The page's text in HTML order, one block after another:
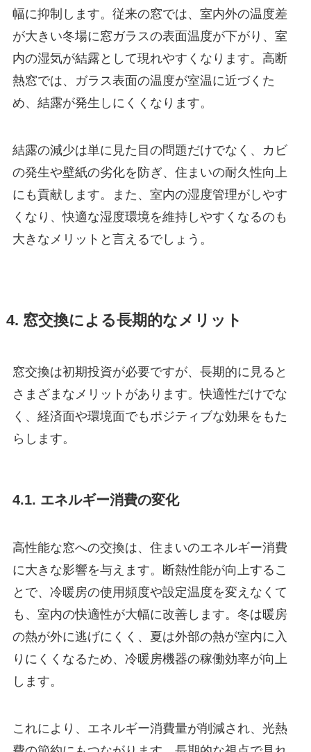
幅に抑制します。従来の窓では、室内外の温度差
が大きい冬場に窓ガラスの表面温度が下がり、室
内の湿気が結露として現れやすくなります。高断
熱窓では、ガラス表面の温度が室温に近づくた
め、結露が発生しにくくなります。
結露の減少は単に見た目の問題だけでなく、カビ
の発生や壁紙の劣化を防ぎ、住まいの耐久性向上
にも貢献します。また、室内の湿度管理がしやす
くなり、快適な湿度環境を維持しやすくなるのも
大きなメリットと言えるでしょう。
4. 窓交換による長期的なメリット
窓交換は初期投資が必要ですが、長期的に見ると
さまざまなメリットがあります。快適性だけでな
く、経済面や環境面でもポジティブな効果をもた
らします。
4.1. エネルギー消費の変化
高性能な窓への交換は、住まいのエネルギー消費
に大きな影響を与えます。断熱性能が向上するこ
とで、冷暖房の使用頻度や設定温度を変えなくて
も、室内の快適性が大幅に改善します。冬は暖房
の熱が外に逃げにくく、夏は外部の熱が室内に入
りにくくなるため、冷暖房機器の稼働効率が向上
します。
これにより、エネルギー消費量が削減され、光熱